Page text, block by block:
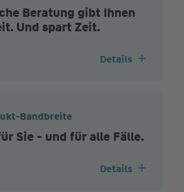
Beratung gibt Ihnen
Und spart Zeit.
Details
Bandbreite
Sie - und für alle Fälle.
Details